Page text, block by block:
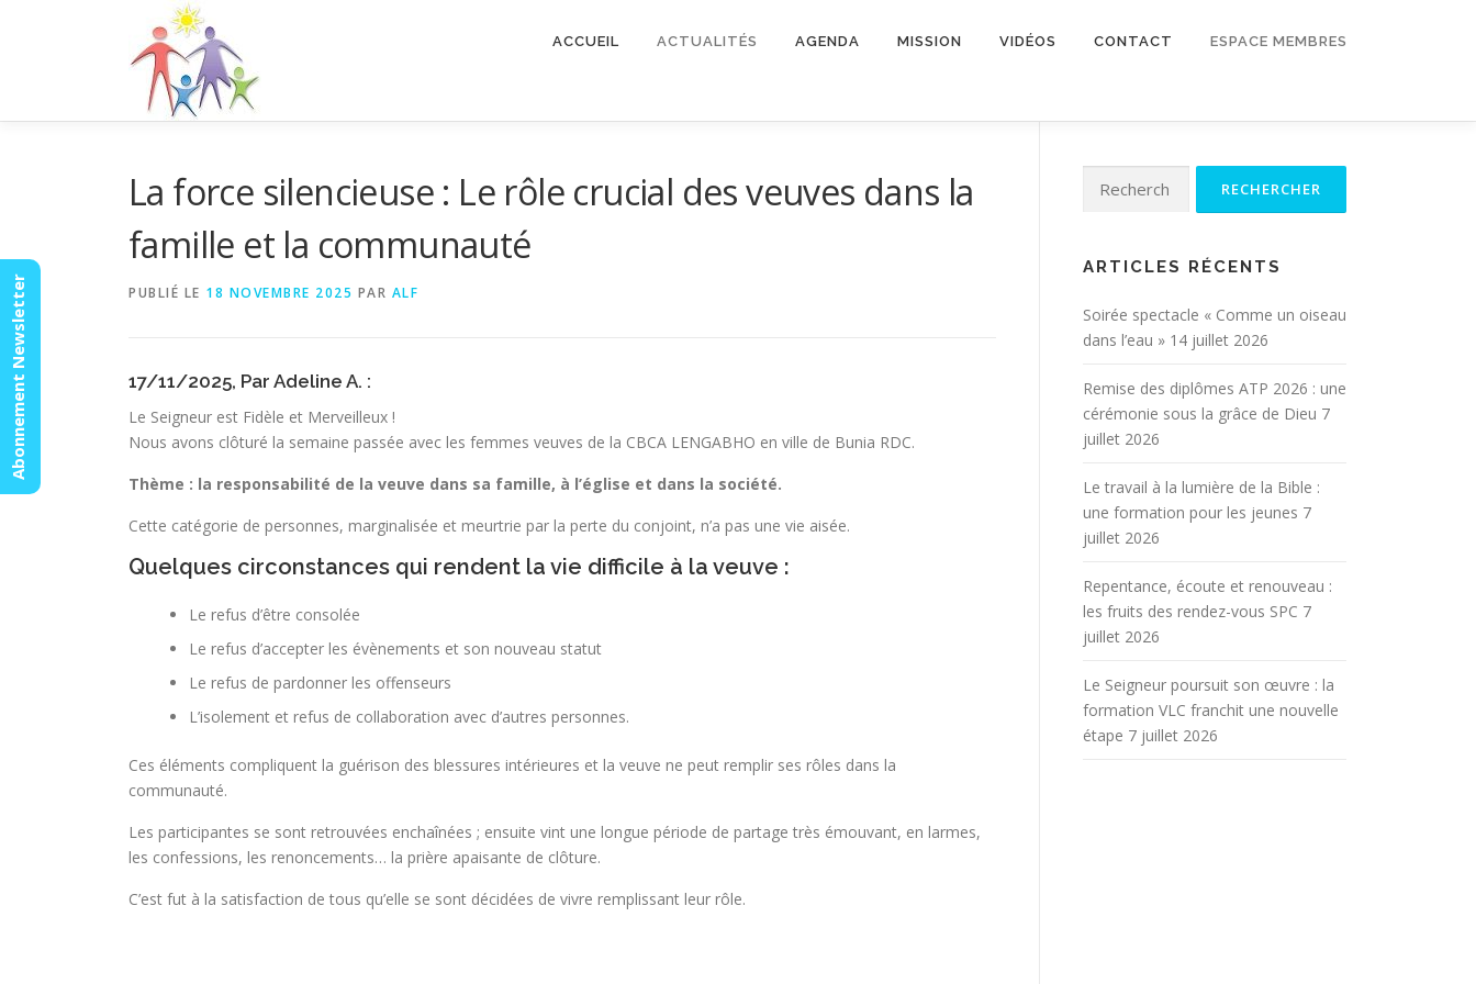
ACCUEIL ACTUALITÉS AGENDA MISSION VIDÉOS CONTACT ESPACE MEMBRES
La force silencieuse : Le rôle crucial des veuves dans la
famille et la communauté
PUBLIÉ LE 18 NOVEMBRE 2025 PAR ALF
17/11/2025, Par Adeline A. :
Le Seigneur est Fidèle et Merveilleux !
Nous avons clôturé la semaine passée avec les femmes veuves de la CBCA LENGABHO en ville de Bunia RDC.
Thème : la responsabilité de la veuve dans sa famille, à l’église et dans la société.
Cette catégorie de personnes, marginalisée et meurtrie par la perte du conjoint, n’a pas une vie aisée.
Quelques circonstances qui rendent la vie difficile à la veuve :
Le refus d’être consolée
Le refus d’accepter les évènements et son nouveau statut
Le refus de pardonner les offenseurs
L’isolement et refus de collaboration avec d’autres personnes.
Ces éléments compliquent la guérison des blessures intérieures et la veuve ne peut remplir ses rôles dans la
communauté.
Les participantes se sont retrouvées enchaînées ; ensuite vint une longue période de partage très émouvant, en larmes,
les confessions, les renoncements… la prière apaisante de clôture.
C’est fut à la satisfaction de tous qu’elle se sont décidées de vivre remplissant leur rôle.
ARTICLES RÉCENTS
Soirée spectacle « Comme un oiseau
dans l’eau » 14 juillet 2026
Remise des diplômes ATP 2026 : une
cérémonie sous la grâce de Dieu 7
juillet 2026
Le travail à la lumière de la Bible :
une formation pour les jeunes 7
juillet 2026
Repentance, écoute et renouveau :
les fruits des rendez-vous SPC 7
juillet 2026
Le Seigneur poursuit son œuvre : la
formation VLC franchit une nouvelle
étape 7 juillet 2026
Abonnement Newsletter